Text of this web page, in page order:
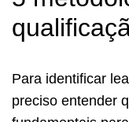
Para identificar
preciso entender